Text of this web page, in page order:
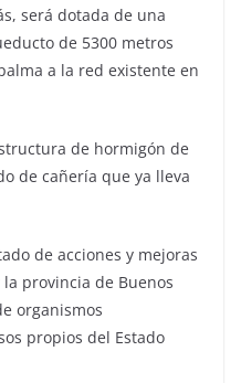
será dotada de una
de 5300 metros
a la red existente en
de hormigón de
de cañería que ya lleva
de acciones y mejoras
provincia de Buenos
organismos
propios del Estado